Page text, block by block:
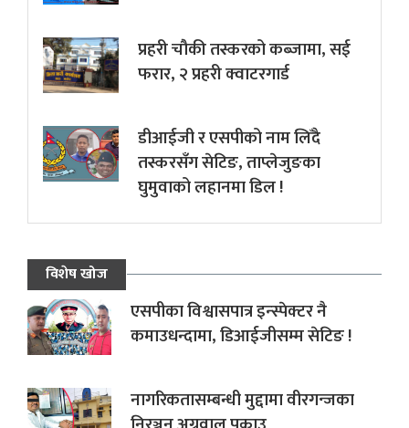
प्रहरी चौकी तस्करको कब्जामा, सई
फरार, २ प्रहरी क्वाटरगार्ड
डीआईजी र एसपीको नाम लिँदै
तस्करसँग सेटिङ, ताप्लेजुङका
घुमुवाको लहानमा डिल !
विशेष खोज
एसपीका विश्वासपात्र इन्स्पेक्टर नै
कमाउधन्दामा, डिआईजीसम्म सेटिङ !
नागरिकतासम्बन्धी मुद्दामा वीरगन्जका